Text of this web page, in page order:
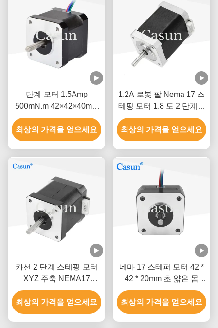
단계 모터 1.5Amp
500mN.m 42×42×40mm
ISO CE와 함께 NEMA 17
최상의 가격을 얻으세요
1.2A 로봇 팔 Nema 17 스
테핑 모터 1.8 도 2 단계고
정밀도
최상의 가격을 얻으세요
카선 2 단계 스테핑 모터
XYZ 주축 NEMA17
0.52Nm
최상의 가격을 얻으세요
네마 17 스테퍼 모터 42 *
42 * 20mm 초 얇은 몸
1.0A 130mN.m 의료 장비
최상의 가격을 얻으세요